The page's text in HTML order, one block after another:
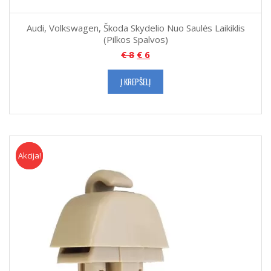
Audi, Volkswagen, Škoda Skydelio Nuo Saulės Laikiklis
(Pilkos Spalvos)
€8 € 6
Į KREPŠELĮ
Akcija
Akcija!